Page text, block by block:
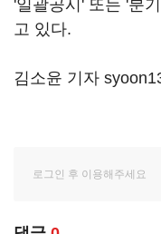
'일괄공시' 또는 '분
고 있다.
김소윤 기자